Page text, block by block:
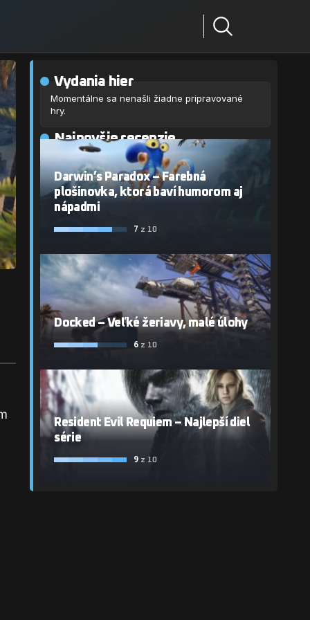
Vydania hier
Momentálne sa nenašli žiadne pripravované
hry.
Najnovšie recenzie
Darwin’s Paradox – Farebná
plošinovka, ktorá baví humorom aj
nápadmi
7 z 10
Docked – Veľké žeriavy, malé úlohy
6 z 10
Resident Evil Requiem – Najlepší diel
série
9 z 10